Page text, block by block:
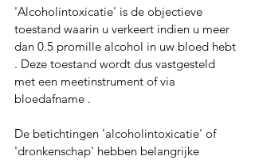
'Alcoholintoxicatie' is de objectieve
toestand waarin u verkeert indien u meer
dan 0.5 promille alcohol in uw bloed hebt
. Deze toestand wordt dus vastgesteld
met een meetinstrument of via
bloedafname .
De betichtingen 'alcoholintoxicatie' of
'dronkenschap' hebben belangrijke